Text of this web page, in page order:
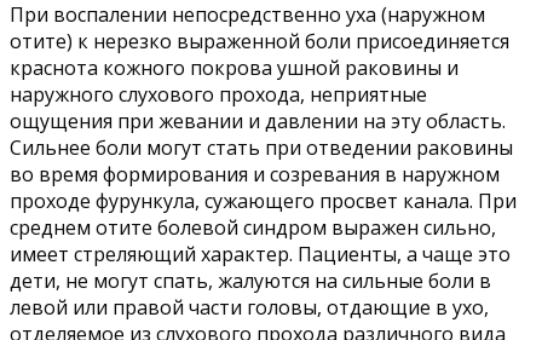
При воспалении непосредственно уха (наружном
отите) к нерезко выраженной боли присоединяется
краснота кожного покрова ушной раковины и
наружного слухового прохода, неприятные
ощущения при жевании и давлении на эту область.
Сильнее боли могут стать при отведении раковины
во время формирования и созревания в наружном
проходе фурункула, сужающего просвет канала. При
среднем отите болевой синдром выражен сильно,
имеет стреляющий характер. Пациенты, а чаще это
дети, не могут спать, жалуются на сильные боли в
левой или правой части головы, отдающие в ухо,
отделяемое из слухового прохода различного вида